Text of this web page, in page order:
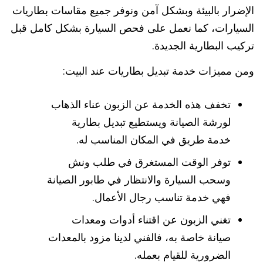
الإضرار بالبيئة وبشكل آمن ونوفر جميع مقاسات بطاريات
السيارات، كما نعمل على فحص السيارة بشكل كامل قبل
تركيب البطارية الجديدة.
ومن مميزات خدمة تبديل بطاريات عند البيت:
تخفف هذه الخدمة عن الزبون عناء الذهاب
لورشة الصيانة ويستطيع تبديل بطارية
خدمة طريق في المكان المناسب له.
توفر الوقت المستغرق في طلب ونش
وسحب السيارة والانتظار في طابور الصيانة
فهي خدمة تناسب رجال الأعمال.
تغني الزبون عن اقتناء أدوات ومعدات
صيانة خاصة به، فالفني لدينا مزود بالمعدات
الضرورية للقيام بعمله.